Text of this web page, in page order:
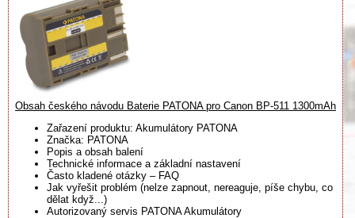
Obsah českého návodu Baterie PATONA pro Canon BP-511 1300mAh
Zařazení produktu: Akumulátory PATONA
Značka: PATONA
Popis a obsah balení
Technické informace a základní nastavení
Často kladené otázky – FAQ
Jak vyřešit problém (nelze zapnout, nereaguje, píše chybu, co
dělat když...)
Autorizovaný servis PATONA Akumulátory